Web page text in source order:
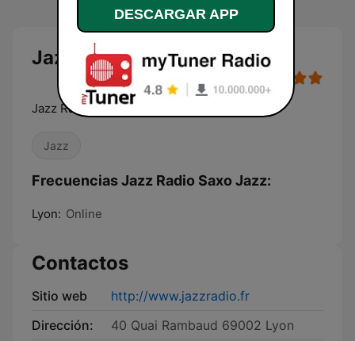
Jazz Radio Saxo Jazz
Jazz Radio, La radio de tous les jazz
Jazz
Frecuencias Jazz Radio Saxo Jazz:
Lyon: Online
Contactos
Sitio web
http://www.jazzradio.fr
Dirección:
40 Quai Rambaud 69002 Lyon
DESCARGAR APP